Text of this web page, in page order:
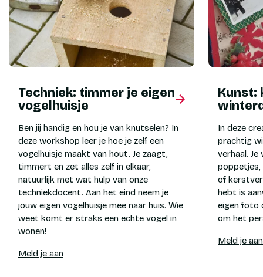
Techniek: timmer je eigen
vogelhuisje
Ben jij handig en hou je van knutselen? In
deze workshop leer je hoe je zelf een
vogelhuisje maakt van hout. Je zaagt,
timmert en zet alles zelf in elkaar,
natuurlijk met wat hulp van onze
techniekdocent. Aan het eind neem je
jouw eigen vogelhuisje mee naar huis. Wie
weet komt er straks een echte vogel in
wonen!
Meld je aan
Kunst:
In deze
prachtig
verhaal.
poppetjes,
of
hebt is
eigen foto
om het
Meld je aan